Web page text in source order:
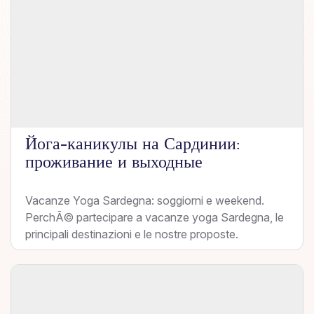
Йога-каникулы на Сардинии:
проживание и выходные
Vacanze Yoga Sardegna: soggiorni e weekend.
PerchÃ© partecipare a vacanze yoga Sardegna, le
principali destinazioni e le nostre proposte.